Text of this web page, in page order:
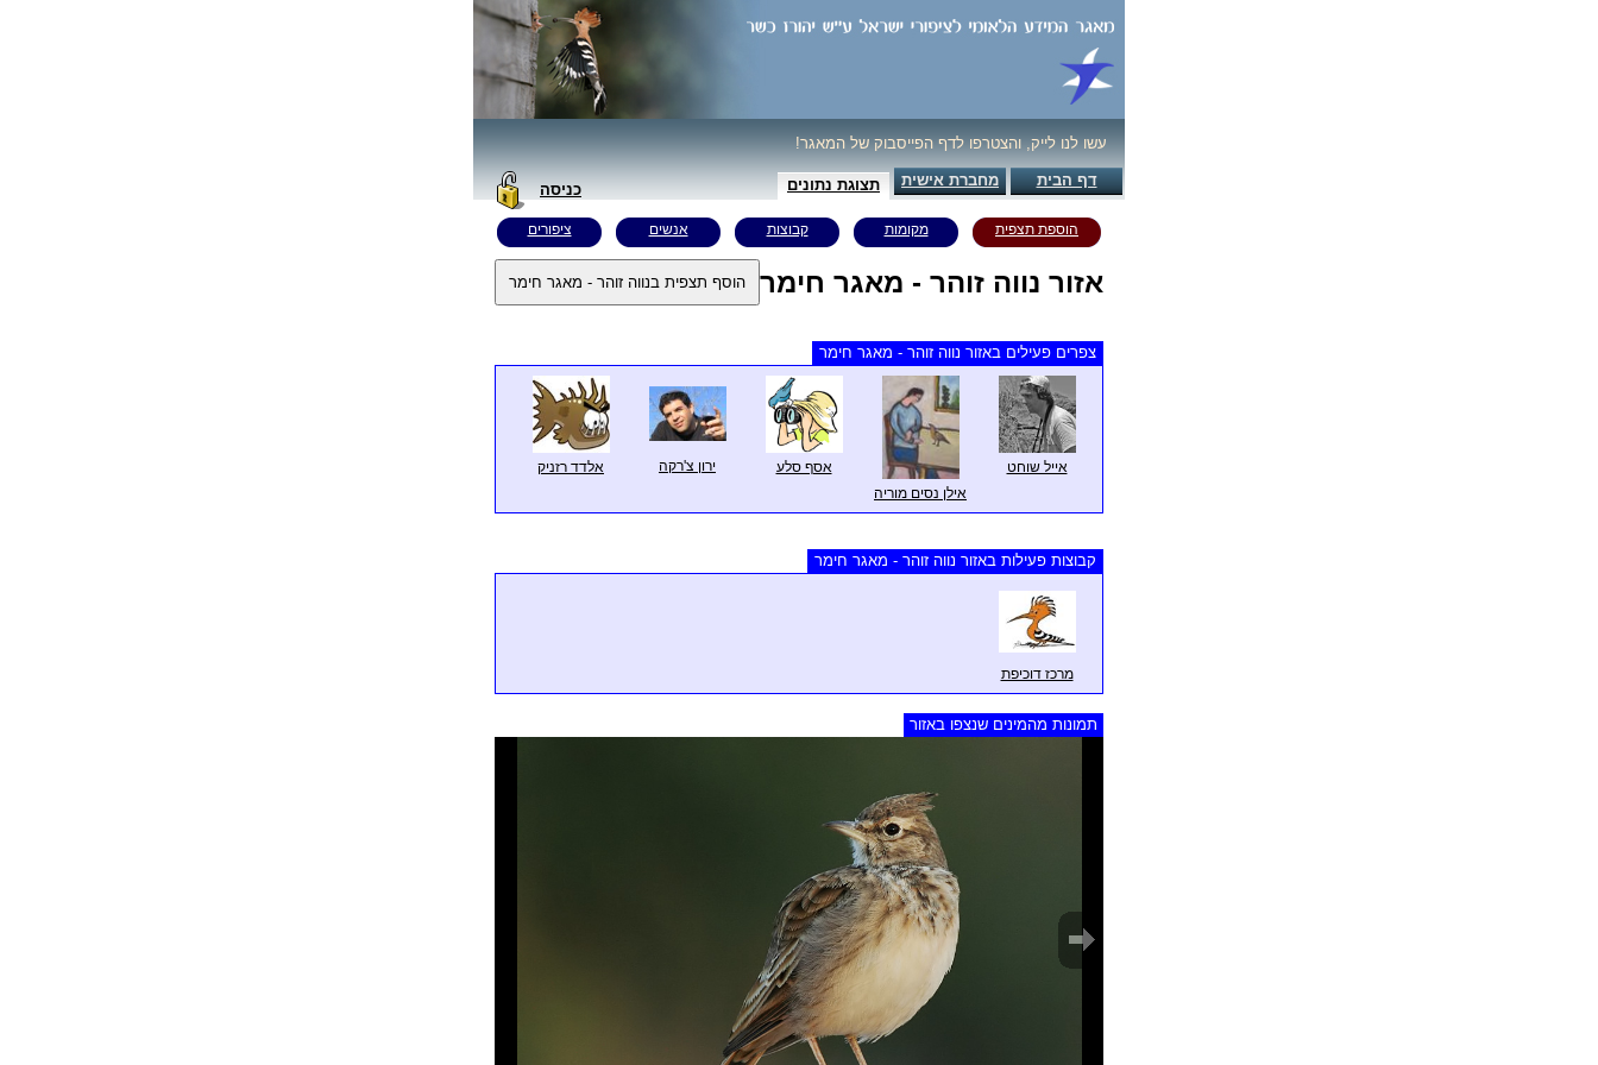
עשו לנו לייק, והצטרפו לדף הפייסבוק של המאגר!
דף הבית מחברת אישית תצוגת נתונים כניסה
הוספת תצפית מקומות קבוצות אנשים ציפורים
אזור נווה זוהר - מאגר חימר
צפרים פעילים באזור נווה זוהר - מאגר חימר
אייל שוחט
אילן נסים מוריה
אסף סלע ירון צ'רקה אלדד רזניק
קבוצות פעילות באזור נווה זוהר - מאגר חימר
מרכז דוכיפת
תמונות מהמינים שנצפו באזור